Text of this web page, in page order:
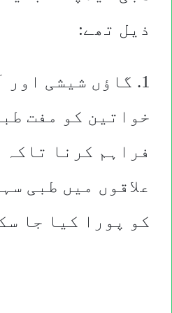
ذیل تھے:
1. گاؤں شیشی
خواتین کو مفت
فراہم کرنا تاکہ
علاقوں میں طبی
کو پورا کیا جا